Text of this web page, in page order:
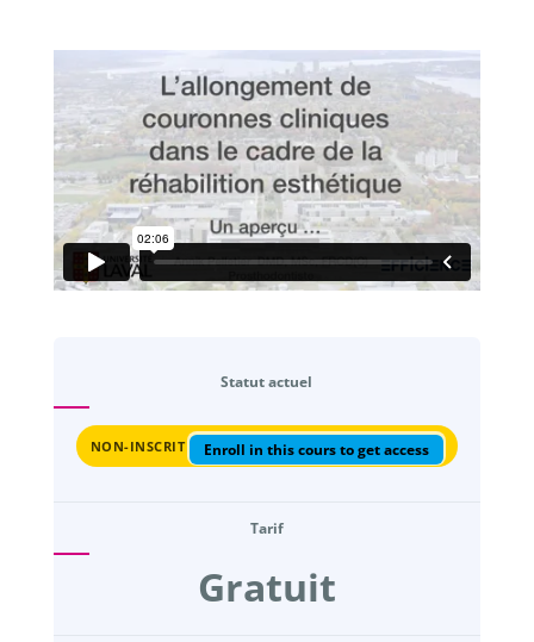
Statut actuel
NON-INSCRIT Enroll in this cours to get access
Tarif
Gratuit